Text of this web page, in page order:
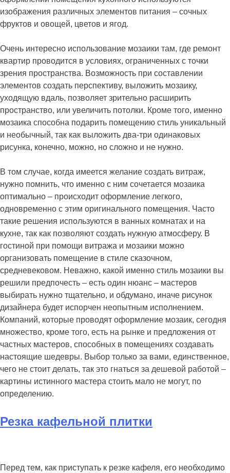
изображения различных элементов питания – сочных
фруктов и овощей, цветов и ягод.
Очень интересно использование мозаики там, где ремонт
квартир проводится в условиях, ограниченных с точки
зрения пространства. Возможность при составлении
элементов создать перспективу, выложить мозаику,
уходящую вдаль, позволяет зрительно расширить
пространство, или увеличить потолки. Кроме того, именно
мозаика способна подарить помещению стиль уникальный
и необычный, так как выложить два-три одинаковых
рисунка, конечно, можно, но сложно и не нужно.
В том случае, когда имеется желание создать витраж,
нужно помнить, что именно с ним сочетается мозаика
оптимально – происходит оформление легкого,
одновременно с этим оригинального помещения. Часто
такие решения используются в ванных комнатах и на
кухне, так как позволяют создать нужную атмосферу. В
гостиной при помощи витража и мозаики можно
организовать помещение в стиле сказочном,
средневековом. Неважно, какой именно стиль мозаики вы
решили предпочесть – есть один нюанс – мастеров
выбирать нужно тщательно, и обдумано, иначе рисунок
дизайнера будет испорчен неопытным исполнением.
Компаний, которые проводят оформление мозаик, сегодня
множество, кроме того, есть на рынке и предложения от
частных мастеров, способных в помещениях создавать
настоящие шедевры. Выбор только за вами, единственное,
чего не стоит делать, так это гнаться за дешевой работой –
картины истинного мастера стоить мало не могут, по
определению.
Резка кафельной плитки
Перед тем, как приступать к резке кафеля, его необходимо